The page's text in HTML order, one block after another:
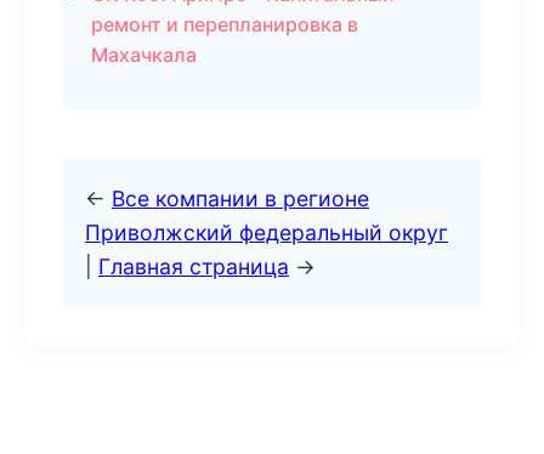
ремонт и перепланировка в
Махачкала
← Все компании в регионе
Приволжский федеральный округ
Главная страница →